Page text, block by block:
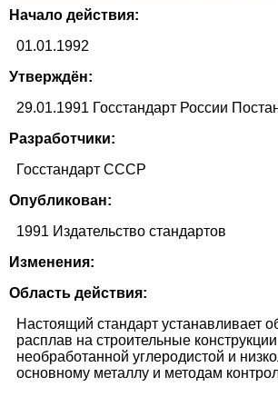
Начало действия:
01.01.1992
Утверждён:
29.01.1991 Госстандарт России
Разработчики:
Госстандарт СССР
Опубликован:
1991 Издательство стандартов
Изменения:
Область действия:
Настоящий стандарт
расплав на строительные
необработанной углеродистой и
основному металлу и методам